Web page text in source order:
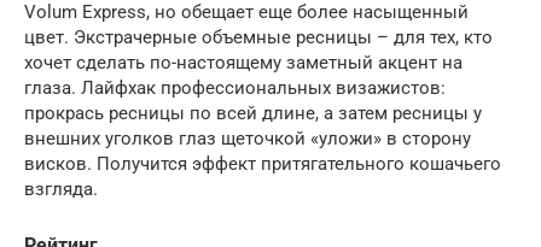
Volum Express, но обещает еще более насыщенный
цвет. Экстрачерные объемные ресницы – для тех, кто
хочет сделать по-настоящему заметный акцент на
глаза. Лайфхак профессиональных визажистов:
прокрась ресницы по всей длине, а затем ресницы у
внешних уголков глаз щеточкой «уложи» в сторону
висков. Получится эффект притягательного кошачьего
взгляда.